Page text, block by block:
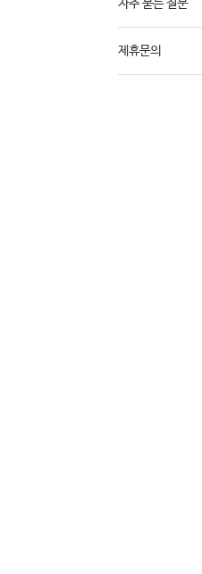
자주 묻는 질문
제휴문의